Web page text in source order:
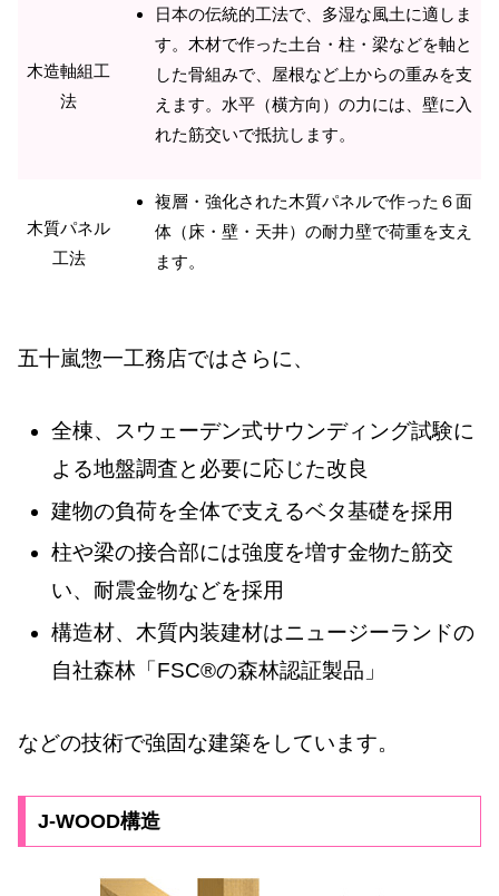
木造軸組工
法
日本の伝統的工法で、多湿な風土に適しま
す。木材で作った土台・柱・梁などを軸と
した骨組みで、屋根など上からの重みを支
えます。水平（横方向）の力には、壁に入
れた筋交いで抵抗します。
木質パネル
工法
複層・強化された木質パネルで作った６面
体（床・壁・天井）の耐力壁で荷重を支え
ます。
五十嵐惣一工務店ではさらに、
全棟、スウェーデン式サウンディング試験に
よる地盤調査と必要に応じた改良
建物の負荷を全体で支えるベタ基礎を採用
柱や梁の接合部には強度を増す金物た筋交
い、耐震金物などを採用
構造材、木質内装建材はニュージーランドの
自社森林「FSC®の森林認証製品」
などの技術で強固な建築をしています。
J-WOOD構造